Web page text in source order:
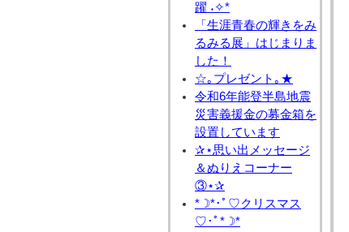
躍 ˖✧*
「生涯青春の輝きをみ
るみる展」はじまりま
した！
☆｡プレゼント｡★
令和6年能登半島地震
災害義援金の募金箱を
設置しています
✰⋆思い出メッセージ
＆ぬりえコーナー
③⋆✰
*☽*･ﾟ♡クリスマス
♡･ﾟ*☽*